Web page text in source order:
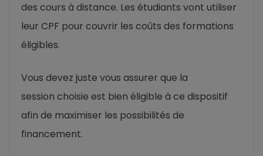
des cours à distance. Les étudiants vont utiliser
leur CPF pour couvrir les coûts des formations
éligibles.
Vous devez juste vous assurer que la
session choisie est bien éligible à ce dispositif
afin de maximiser les possibilités de
financement.